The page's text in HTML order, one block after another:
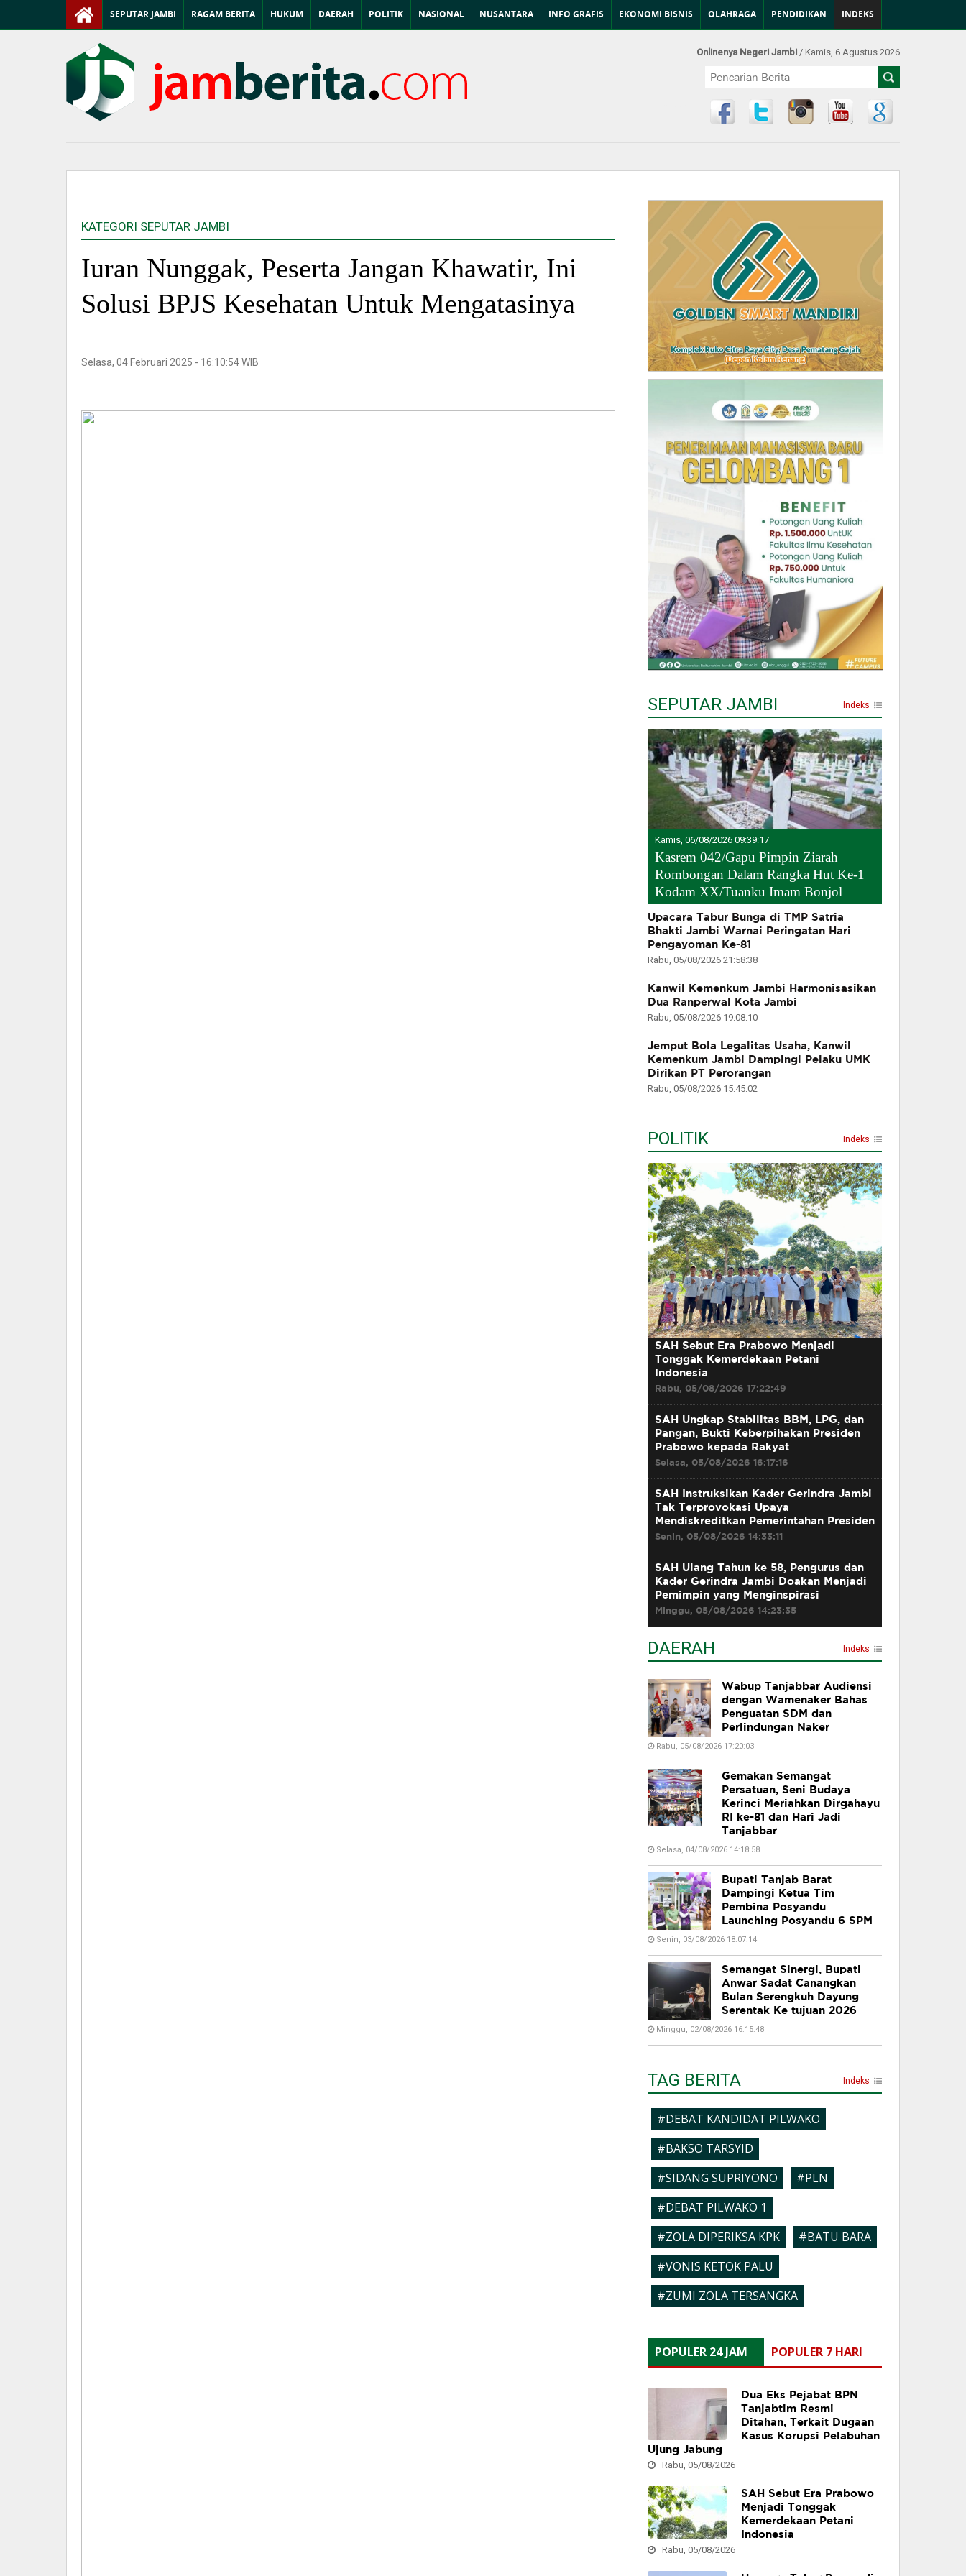
SEPUTAR JAMBI RAGAM BERITA HUKUM DAERAH POLITIK NASIONAL NUSANTARA INFO GRAFIS EKONOMI BISNIS OLAHRAGA PENDIDIKAN INDEKS
Onlinenya Negeri Jambi / Kamis, 6 Agustus 2026
KATEGORI SEPUTAR JAMBI
Iuran Nunggak, Peserta Jangan Khawatir, Ini
Solusi BPJS Kesehatan Untuk Mengatasinya
Selasa, 04 Februari 2025 - 16:10:54 WIB
SEPUTAR JAMBI Indeks
Kamis, 06/08/2026 09:39:17
Kasrem 042/Gapu Pimpin Ziarah
Rombongan Dalam Rangka Hut Ke-1
Kodam XX/Tuanku Imam Bonjol
Upacara Tabur Bunga di TMP Satria
Bhakti Jambi Warnai Peringatan Hari
Pengayoman Ke-81
Rabu, 05/08/2026 21:58:38
Kanwil Kemenkum Jambi Harmonisasikan
Dua Ranperwal Kota Jambi
Rabu, 05/08/2026 19:08:10
Jemput Bola Legalitas Usaha, Kanwil
Kemenkum Jambi Dampingi Pelaku UMK
Dirikan PT Perorangan
Rabu, 05/08/2026 15:45:02
POLITIK Indeks
SAH Sebut Era Prabowo Menjadi
Tonggak Kemerdekaan Petani
Indonesia
Rabu, 05/08/2026 17:22:49
SAH Ungkap Stabilitas BBM, LPG, dan
Pangan, Bukti Keberpihakan Presiden
Prabowo kepada Rakyat
Selasa, 05/08/2026 16:17:16
SAH Instruksikan Kader Gerindra Jambi
Tak Terprovokasi Upaya
Mendiskreditkan Pemerintahan Presiden
Senin, 05/08/2026 14:33:11
SAH Ulang Tahun ke 58, Pengurus dan
Kader Gerindra Jambi Doakan Menjadi
Pemimpin yang Menginspirasi
Minggu, 05/08/2026 14:23:35
DAERAH Indeks
Wabup Tanjabbar Audiensi
dengan Wamenaker Bahas
Penguatan SDM dan
Perlindungan Naker
Rabu, 05/08/2026 17:20:03
Gemakan Semangat
Persatuan, Seni Budaya
Kerinci Meriahkan Dirgahayu
RI ke-81 dan Hari Jadi
Tanjabbar
Selasa, 04/08/2026 14:18:58
Bupati Tanjab Barat
Dampingi Ketua Tim
Pembina Posyandu
Launching Posyandu 6 SPM
Senin, 03/08/2026 18:07:14
Semangat Sinergi, Bupati
Anwar Sadat Canangkan
Bulan Serengkuh Dayung
Serentak Ke tujuan 2026
Minggu, 02/08/2026 16:15:48
TAG BERITA Indeks
#DEBAT KANDIDAT PILWAKO
#BAKSO TARSYID
#SIDANG SUPRIYONO
#PLN
#DEBAT PILWAKO 1
#ZOLA DIPERIKSA KPK
#BATU BARA
#VONIS KETOK PALU
#ZUMI ZOLA TERSANGKA
POPULER 24 JAM POPULER 7 HARI
Dua Eks Pejabat BPN
Tanjabtim Resmi
Ditahan, Terkait Dugaan
Kasus Korupsi Pelabuhan
Ujung Jabung
Rabu, 05/08/2026
SAH Sebut Era Prabowo
Menjadi Tonggak
Kemerdekaan Petani
Indonesia
Rabu, 05/08/2026